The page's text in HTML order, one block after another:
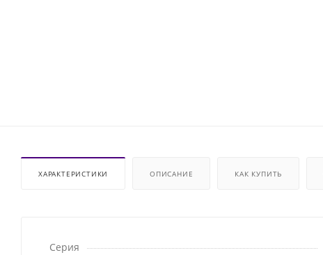
ХАРАКТЕРИСТИКИ ОПИСАНИЕ КАК КУПИТЬ
Серия